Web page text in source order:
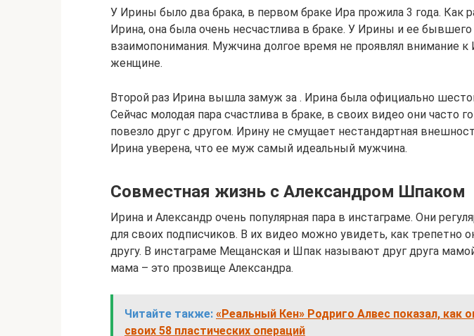
У Ирины было два брака, в первом браке Ира прожила 3 года. Как
Ирина, она была очень несчастлива в браке. У Ирины и ее
взаимопонимания. Мужчина долгое время не проявлял внимание к
женщине.
Второй раз Ирина вышла замуж за . Ирина была официально
Сейчас молодая пара счастлива в браке, в своих видео они часто
повезло друг с другом. Ирину не смущает нестандартная
Ирина уверена, что ее муж самый идеальный мужчина.
Совместная жизнь с Александром Шпаком
Ирина и Александр очень популярная пара в инстаграме. Они
для своих подписчиков. В их видео можно увидеть, как трепетно
другу. В инстаграме Мещанская и Шпак называют друг друга
мама – это прозвище Александра.
Читайте также: «Реальный Кен» Родриго Алвес показал, как
своих 58 пластических операций